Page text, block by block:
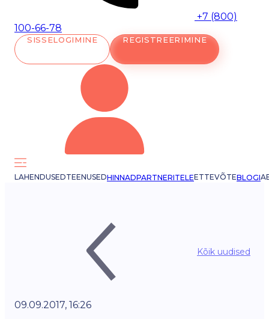
+7 (800)
100-66-78
SISSELOGIMINE REGISTREERIMINE
LAHENDUSEDTEENUSEDHINNADPARTNERITELEETTEVÕTEBLOGI
Kõik uudised
09.09.2017, 16:26